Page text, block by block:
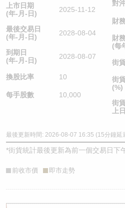
上市日期
(年-月-日)
2025-11-12
最後交易日
(年-月-日)
2028-08-04
到期日
(年-月-日)
2028-08-07
換股比率 10
每手股數 10,000
對
財
財
(每
街
街
(%)
街
上
最後更新時間: 2026-08-07 16:35 (15分鐘延
*街貨統計最後更新為前一個交易日下
前收市價 即市走勢